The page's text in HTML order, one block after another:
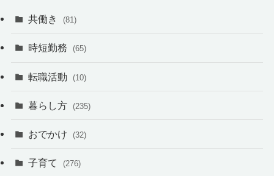
共働き (81)
時短勤務 (65)
転職活動 (10)
暮らし方 (235)
おでかけ (32)
子育て (276)